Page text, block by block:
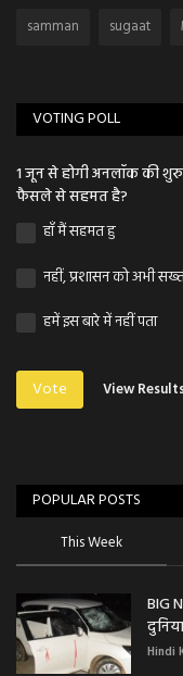
samman sugaat
VOTING POLL
1 जून से होगी अनलॉक की
फैसले से सहमत है?
हाँ मैं सहमत हु
नहीं, प्रशासन को अभी
हमें इस बारे में नहीं पता
Vote View
POPULAR POSTS
This Week
BIG
Hindi